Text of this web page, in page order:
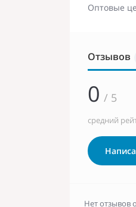
Оптовые
Отзывов
0 / 5
средний
Нет отзывов